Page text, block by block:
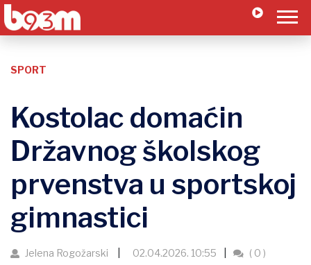
SPORT
Kostolac domaćin
Državnog školskog
prvenstva u sportskoj
gimnastici
Jelena Rogožarski 02.04.2026. 10:55 ( 0 )